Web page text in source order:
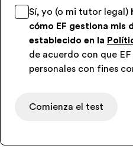
Sí, yo (o mi tutor legal)
cómo EF gestiona mis
establecido en la
de acuerdo con que
personales con fines
Comienza el test